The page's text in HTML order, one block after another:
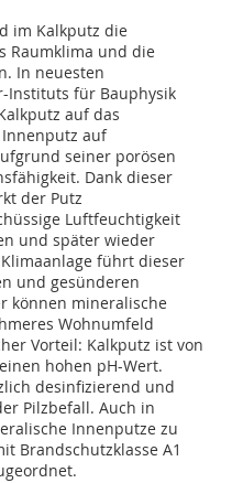
im Kalkputz die
Raumklima und die
In neuesten
Instituts für Bauphysik
auf das
auf
seiner porösen
Dank dieser
der Putz
Luftfeuchtigkeit
und später wieder
führt dieser
und gesünderen
können mineralische
Wohnumfeld
Vorteil: Kalkputz ist von
hohen pH-Wert.
desinfizierend und
Pilzbefall. Auch in
Innenputze zu
Brandschutzklasse A1